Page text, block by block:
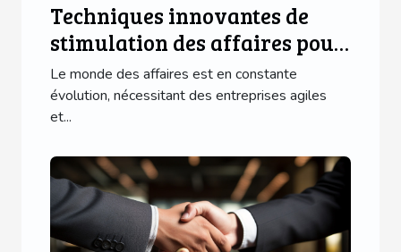
Techniques innovantes de
stimulation des affaires pour
une entreprise florissante
Le monde des affaires est en constante
évolution, nécessitant des entreprises agiles
et...